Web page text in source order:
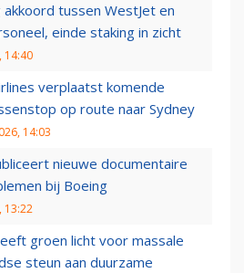
tussen WestJet en
einde staking in zicht
14:40
verplaatst komende
op route naar Sydney
14:03
nieuwe documentaire
bij Boeing
13:22
groen licht voor massale
steun aan duurzame